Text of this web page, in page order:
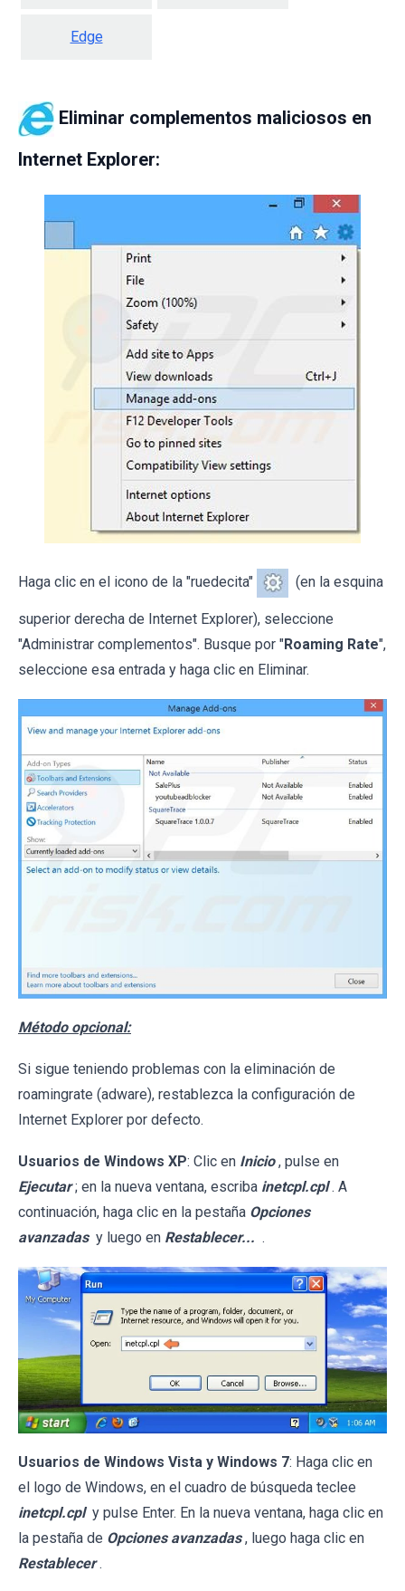
Edge
Eliminar complementos maliciosos en
Internet Explorer:
Haga clic en el icono de la "ruedecita" (en la esquina
superior derecha de Internet Explorer), seleccione
"Administrar complementos". Busque por "Roaming Rate",
seleccione esa entrada y haga clic en Eliminar.
Método opcional:
Si sigue teniendo problemas con la eliminación de
roamingrate (adware), restablezca la configuración de
Internet Explorer por defecto.
Usuarios de Windows XP: Clic en Inicio , pulse en
Ejecutar ; en la nueva ventana, escriba inetcpl.cpl . A
continuación, haga clic en la pestaña Opciones
avanzadas y luego en Restablecer... .
Usuarios de Windows Vista y Windows 7: Haga clic en
el logo de Windows, en el cuadro de búsqueda teclee
inetcpl.cpl y pulse Enter. En la nueva ventana, haga clic en
la pestaña de Opciones avanzadas , luego haga clic en
Restablecer .